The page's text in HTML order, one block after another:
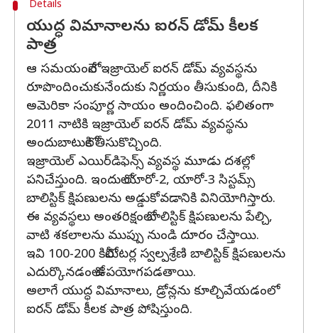
Details
యుద్ధ విమానాలను ఐరన్ డోమ్ కీలక
పాత్ర
ఆ సమయంలోనే ఇజ్రాయెల్‌ ఐరన్‌ డోమ్‌ వ్యవస్థను
రూపొందించుకునేందుకు నిర్ణయం తీసుకుంది, దీనికి
అమెరికా సంపూర్ణ సాయం అందించింది. ఫలితంగా
2011 నాటికి ఇజ్రాయెల్‌ ఐరన్‌ డోమ్‌ వ్యవస్థను
అందుబాటులోకి తీసుకొచ్చింది.
ఇజ్రాయెల్‌ ఎయిర్‌డిఫెన్స్‌ వ్యవస్థ మూడు దశల్లో
పనిచేస్తుంది. ఇందులో యారో-2, యారో-3 సిస్టమ్స్‌
బాలిస్టిక్‌ క్షిపణులను అడ్డుకోవడానికి వినియోగిస్తారు.
ఈ వ్యవస్థలు అంతరిక్షంలో బాలిస్టిక్‌ క్షిపణులను పేల్చి,
వాటి శకలాలను ముప్పు నుండి దూరం చేస్తాయి.
ఇవి 100-200 కిలోమీటర్ల స్వల్పశ్రేణి బాలిస్టిక్‌ క్షిపణులను
ఎదుర్కొనడంలో ఉపయోగపడతాయి.
అలాగే యుద్ధ విమానాలు, డ్రోన్లను కూల్చివేయడంలో
ఐరన్‌ డోమ్‌ కీలక పాత్ర పోషిస్తుంది.